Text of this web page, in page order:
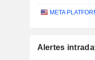
META
Alertes